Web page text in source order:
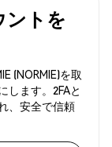
ントを
(NORMIE)を取
します。2FAと
、安全で信頼